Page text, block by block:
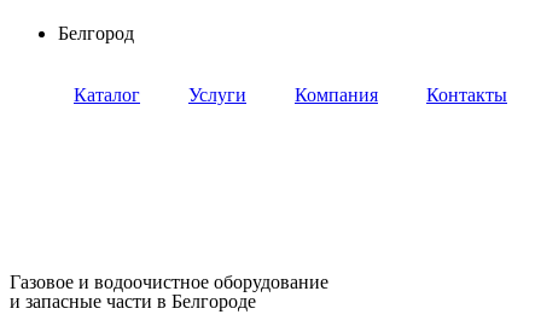
Перейти
содержимому
Белгород
Каталог Услуги Компания Контакты
Газовое и водоочистное оборудование
и запасные части в Белгороде